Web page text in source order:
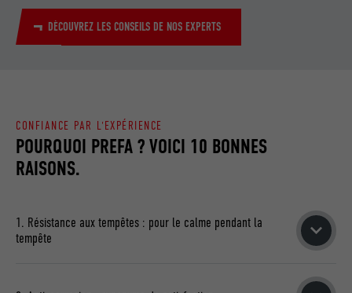
DÉCOUVREZ LES CONSEILS DE NOS EXPERTS
POURQUOI PREFA ? VOICI 10 BONNES
RAISONS.
CONFIANCE PAR L'EXPÉRIENCE
1. Résistance aux tempêtes : pour le calme pendant la
tempête
NOM __cfduid
UTILITÉ
Cookie utilisé pour identifier des clients
différents derrière une même adresse IP
NOM